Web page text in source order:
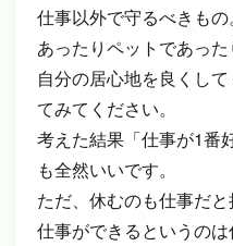
仕事以外で守るべきも
あったりペットであっ
自分の居心地を良くし
てみてください。
考えた結果「仕事が1番
も全然いいです。
ただ、休むのも仕事だと
仕事ができるというの